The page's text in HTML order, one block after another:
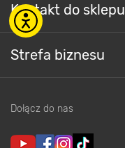
Kontakt do sklepu
Strefa biznesu
Dołącz do nas